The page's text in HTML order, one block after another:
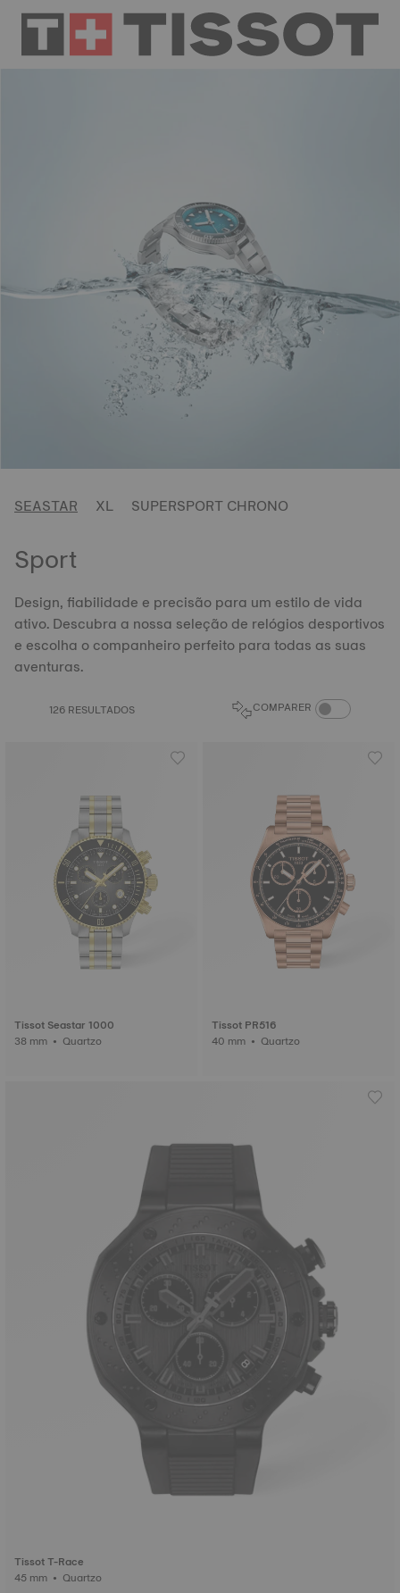
SEASTAR XL SUPERSPORT CHRONO
Sport
Design, fiabilidade e precisão para um estilo de vida
ativo. Descubra a nossa seleção de relógios desportivos
e escolha o companheiro perfeito para todas as suas
aventuras.
126 RESULTADOS COMPARER COMPARE
Tissot Seastar 1000
38 mm • Quartzo
Tissot PR516
40 mm • Quartzo
Tissot T-Race
45 mm • Quartzo